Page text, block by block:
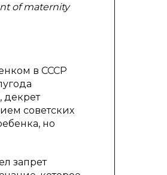
of maternity
в СССР
декрет
советских
но
запрет